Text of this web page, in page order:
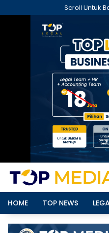
ke
Scroll Untuk
HOME TOP NEWS